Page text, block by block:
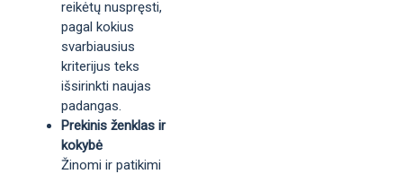
reikėtų nuspręsti,
pagal kokius
svarbiausius
kriterijus teks
išsirinkti naujas
padangas.
Prekinis ženklas ir
kokybė
Žinomi ir patikimi